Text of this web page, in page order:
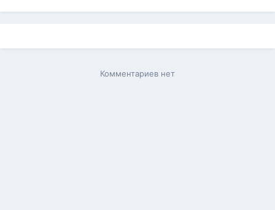
Комментариев нет